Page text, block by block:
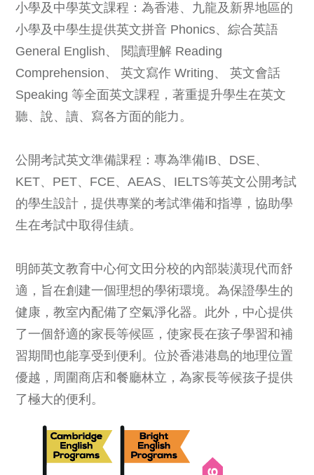
小學及中學英文課程：為香港、九龍及新界地區的
小學及中學生提供英文拼音 Phonics、綜合英語
General English、 閱讀理解 Reading
Comprehension、 英文寫作 Writing、 英文會話
Speaking 等全面英文課程，著重提升學生在英文
聽、說、讀、寫各方面的能力。
公開考試英文準備課程：專為準備IB、DSE、
KET、PET、FCE、AEAS、IELTS等英文公開考試
的學生設計，提供專業的考試準備和指導，協助學
生在考試中取得佳績。
明師英文教育中心何文田分校的內部裝潢現代而舒
適，旨在創建一個理想的學術環境。為保證學生的
健康，教室內配備了空氣淨化器。此外，中心提供
了一個舒適的家長等候區，使家長在孩子學習和補
習期間也能享受到便利。位於香港港島的地理位置
優越，周圍商店和餐廳林立，為家長等候孩子提供
了極大的便利。